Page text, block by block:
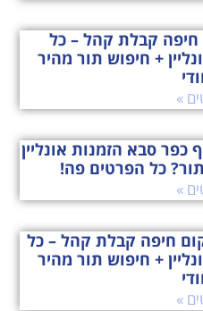
קבלת קהל – כל
+ חיפוש תור מהיר
»
סבא הזמנות אונליין
כל הפרטים פה!
»
חיפה קבלת קהל – כל
+ חיפוש תור מהיר
»